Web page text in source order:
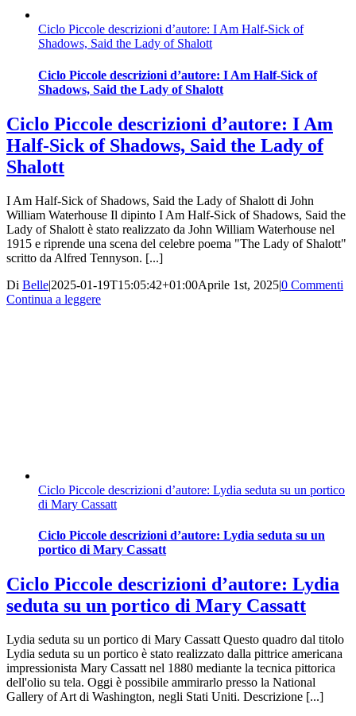
Ciclo Piccole descrizioni d’autore: I Am Half-Sick of
Shadows, Said the Lady of Shalott
Ciclo Piccole descrizioni d’autore: I Am Half-Sick of
Shadows, Said the Lady of Shalott
Ciclo Piccole descrizioni d’autore: I Am
Half-Sick of Shadows, Said the Lady of
Shalott
I Am Half-Sick of Shadows, Said the Lady of Shalott di John
William Waterhouse Il dipinto I Am Half-Sick of Shadows, Said the
Lady of Shalott è stato realizzato da John William Waterhouse nel
1915 e riprende una scena del celebre poema "The Lady of Shalott"
scritto da Alfred Tennyson. [...]
Di Belle|2025-01-19T15:05:42+01:00Aprile 1st, 2025|0 Commenti
Continua a leggere
Ciclo Piccole descrizioni d’autore: Lydia seduta su un portico
di Mary Cassatt
Ciclo Piccole descrizioni d’autore: Lydia seduta su un
portico di Mary Cassatt
Ciclo Piccole descrizioni d’autore: Lydia
seduta su un portico di Mary Cassatt
Lydia seduta su un portico di Mary Cassatt Questo quadro dal titolo
Lydia seduta su un portico è stato realizzato dalla pittrice americana
impressionista Mary Cassatt nel 1880 mediante la tecnica pittorica
dell'olio su tela. Oggi è possibile ammirarlo presso la National
Gallery of Art di Washington, negli Stati Uniti. Descrizione [...]